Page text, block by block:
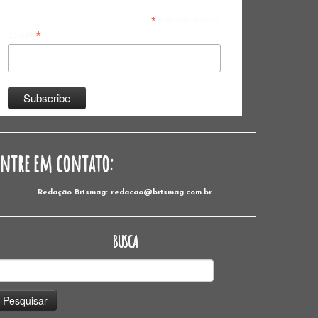
*indicates required
*
em contato:
Redação Bitsmag: redacao@bitsmag.com.br
BUSCA